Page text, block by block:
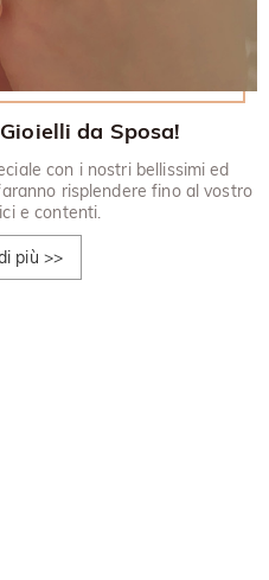
da Sposa!
con i nostri bellissimi ed
risplendere fino al vostro
e contenti.
più >>